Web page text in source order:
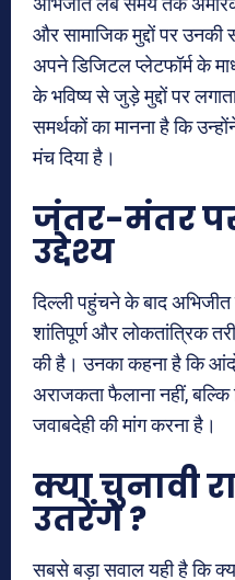
और सामाजिक मुद्दों पर उनकी
अपने डिजिटल प्लेटफॉर्म के
के भविष्य से जुड़े मुद्दों पर
समर्थकों का मानना है कि
मंच दिया है।
जंतर-मंतर
उद्देश्य
दिल्ली पहुंचने के बाद
शांतिपूर्ण और लोकतांत्रिक
की है। उनका कहना है कि
अराजकता फैलाना नहीं, बल्कि
जवाबदेही की मांग करना है।
क्या चुनावी
उतरेंगे ?
सबसे बड़ा सवाल यही है कि